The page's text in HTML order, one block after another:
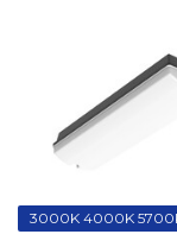
3000K 4000K